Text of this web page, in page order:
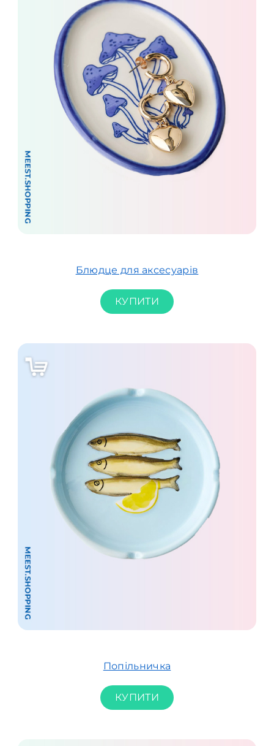
Блюдце для аксесуарів
КУПИТИ
Попільничка
КУПИТИ